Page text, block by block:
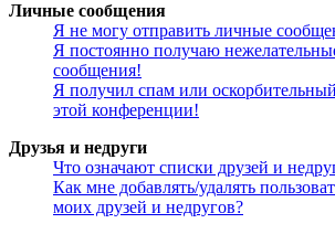
Личные сообщения
Я не могу отправить личные
Я постоянно получаю
сообщения!
Я получил спам или
этой конференции!
Друзья и недруги
Что означают списки друзей и
Как мне добавлять/удалять
моих друзей и недругов?